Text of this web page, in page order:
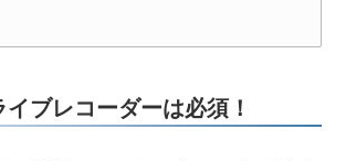
ブレコーダーは必須！